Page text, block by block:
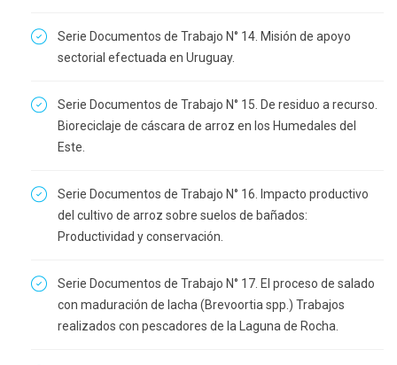
Serie Documentos de Trabajo N° 14. Misión de apoyo
sectorial efectuada en Uruguay.
Serie Documentos de Trabajo N° 15. De residuo a recurso.
Bioreciclaje de cáscara de arroz en los Humedales del
Este.
Serie Documentos de Trabajo N° 16. Impacto productivo
del cultivo de arroz sobre suelos de bañados:
Productividad y conservación.
Serie Documentos de Trabajo N° 17. El proceso de salado
con maduración de lacha (Brevoortia spp.) Trabajos
realizados con pescadores de la Laguna de Rocha.